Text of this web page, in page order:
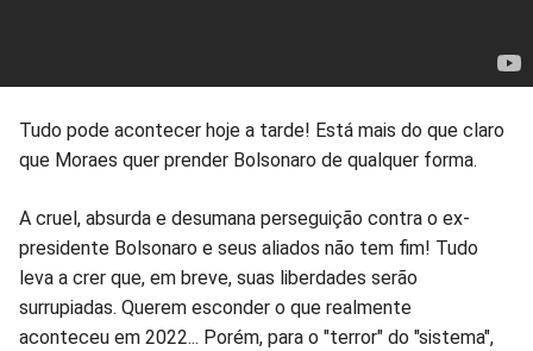
Tudo pode acontecer hoje a tarde! Está mais do que claro
que Moraes quer prender Bolsonaro de qualquer forma.
A cruel, absurda e desumana perseguição contra o ex-
presidente Bolsonaro e seus aliados não tem fim! Tudo
leva a crer que, em breve, suas liberdades serão
surrupiadas. Querem esconder o que realmente
aconteceu em 2022... Porém, para o "terror" do "sistema",